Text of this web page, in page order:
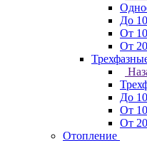
До
От
От
До
От
От
Отопление